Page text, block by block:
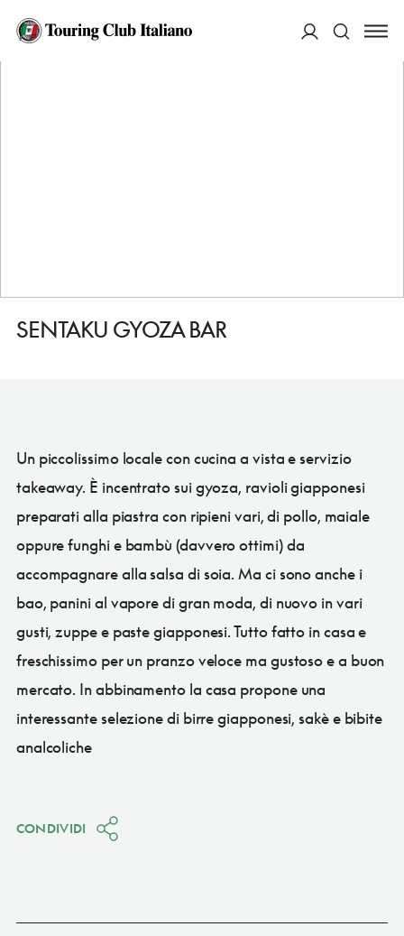
HOME
SENTAKU GYOZA BAR
Un piccolissimo locale con cucina a vista e servizio
takeaway. È incentrato sui gyoza, ravioli giapponesi
preparati alla piastra con ripieni vari, di pollo, maiale
oppure funghi e bambù (davvero ottimi) da
accompagnare alla salsa di soia. Ma ci sono anche i
bao, panini al vapore di gran moda, di nuovo in vari
gusti, zuppe e paste giapponesi. Tutto fatto in casa e
freschissimo per un pranzo veloce ma gustoso e a buon
mercato. In abbinamento la casa propone una
interessante selezione di birre giapponesi, sakè e bibite
analcoliche
CONDIVIDI